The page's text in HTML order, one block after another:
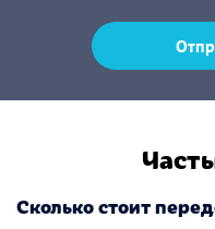
Сколько стоит